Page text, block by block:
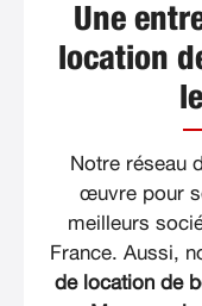
Une
location
Notre réseau
œuvre pour
meilleurs
France. Aussi,
de location de